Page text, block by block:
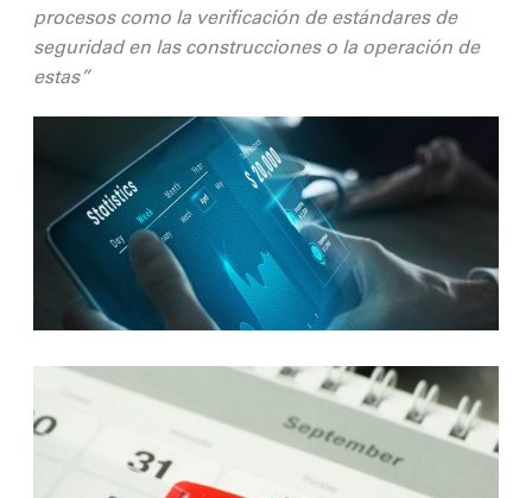
procesos como la verificación de estándares de
seguridad en las construcciones o la operación de
estas”